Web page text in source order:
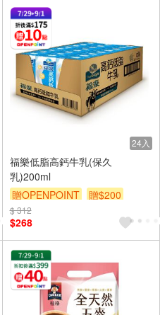
24入
福樂低脂高鈣牛乳(保久
乳)200ml
贈OPENPOINT
贈$200
$ 312
$268